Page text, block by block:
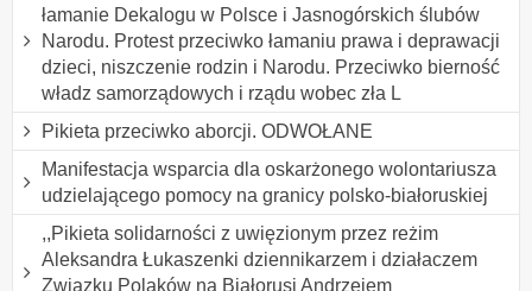
łamanie Dekalogu w Polsce i Jasnogórskich ślubów
Narodu. Protest przeciwko łamaniu prawa i deprawacji
dzieci, niszczenie rodzin i Narodu. Przeciwko bierność
władz samorządowych i rządu wobec zła L
Pikieta przeciwko aborcji. ODWOŁANE
Manifestacja wsparcia dla oskarżonego wolontariusza
udzielającego pomocy na granicy polsko-białoruskiej
,,Pikieta solidarności z uwięzionym przez reżim
Aleksandra Łukaszenki dziennikarzem i działaczem
Związku Polaków na Białorusi Andrzejem